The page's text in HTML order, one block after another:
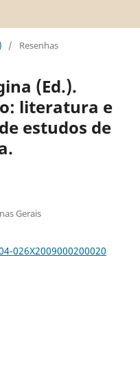
/ Resenhas
(Ed.).
literatura e
estudos de
Gerais
026X2009000200020